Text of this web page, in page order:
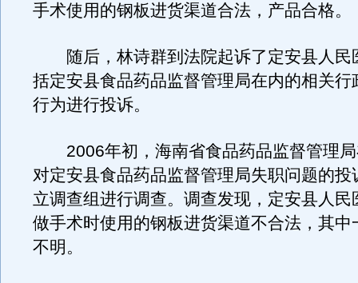
手术使用的钢板进货渠道合法，产品合格。
随后，林诗群到法院起诉了定安县人民
括定安县食品药品监督管理局在内的相关行
行为进行投诉。
2006年初，海南省食品药品监督管理局
对定安县食品药品监督管理局失职问题的投
立调查组进行调查。调查发现，定安县人民
做手术时使用的钢板进货渠道不合法，其中
不明。